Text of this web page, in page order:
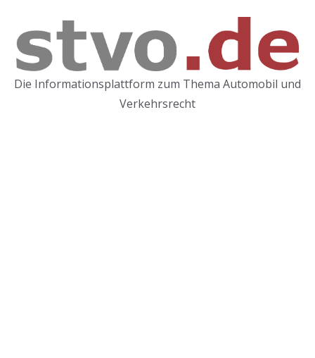
Die Informationsplattform zum Thema Automobil und
Verkehrsrecht